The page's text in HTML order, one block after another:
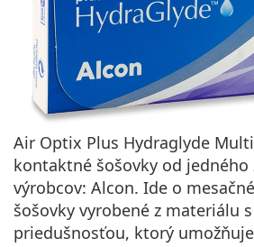
Air Optix Plus Hydraglyde
kontaktné šošovky od jedného
výrobcov: Alcon. Ide o
šošovky vyrobené z materiálu s
priedušnosťou, ktorý